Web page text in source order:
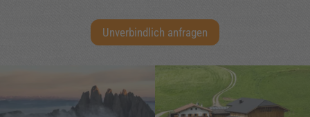
Unverbindlich anfragen